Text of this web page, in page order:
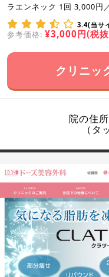
ラエンネック 1回 3,000円
3.4(当サ
参考価格: ¥3,000円(税
クリニッ
院の住
（タ